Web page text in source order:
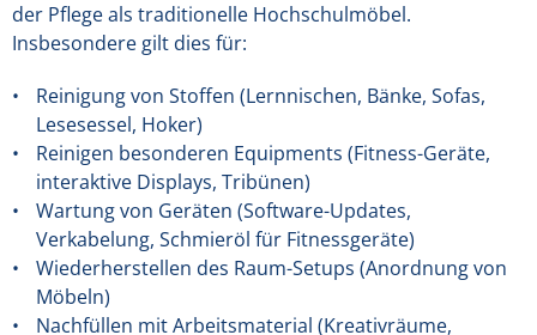
der Pflege als traditionelle Hochschulmöbel.
Insbesondere gilt dies für:
Reinigung von Stoffen (Lernnischen, Bänke, Sofas,
Lesesessel, Hoker)
Reinigen besonderen Equipments (Fitness-Geräte,
interaktive Displays, Tribünen)
Wartung von Geräten (Software-Updates,
Verkabelung, Schmieröl für Fitnessgeräte)
Wiederherstellen des Raum-Setups (Anordnung von
Möbeln)
Nachfüllen mit Arbeitsmaterial (Kreativräume,